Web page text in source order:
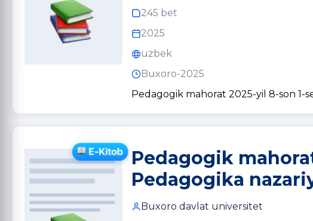
245 bet
2025
uzbek
Buxoro-2025
Pedagogik mahorat 2025-yil 8-son 1-
Pedagogik
Pedagogika
Buxoro davlat universitet